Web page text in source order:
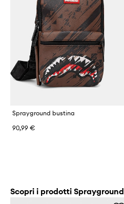
Sprayground bustina
90,99 €
Scopri i prodotti Sprayground